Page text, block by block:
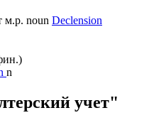
м.р. noun Declension
n
учет"